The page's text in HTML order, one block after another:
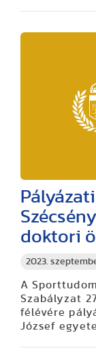
2023.
doktori
A
Szabályzat
félévére
József